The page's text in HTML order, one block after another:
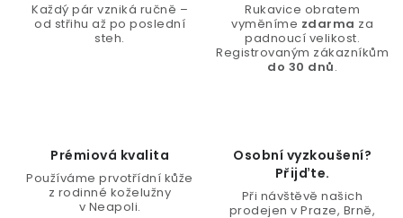
Každý pár vzniká ručně –
od střihu až po poslední
steh.
Rukavice obratem
vyměníme zdarma za
padnoucí velikost.
Registrovaným zákazníkům
do 30 dnů.
Prémiová kvalita
Používáme prvotřídní kůže
z rodinné koželužny
v Neapoli.
Osobní vyzkoušení?
Přijďte.
Při návštěvě našich
prodejen v Praze, Brně,